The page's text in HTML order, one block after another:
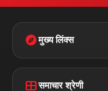
मुख्य लिंक्स
समाचार श्रेणी